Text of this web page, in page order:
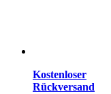
Kostenloser
Rückversand